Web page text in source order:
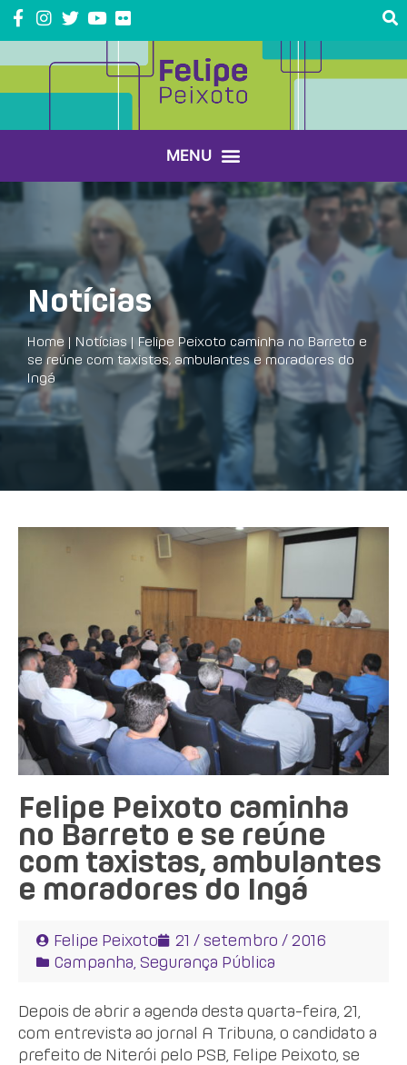
Notícias
Home | Notícias | Felipe Peixoto caminha no Barreto e
se reúne com taxistas, ambulantes e moradores do
Ingá
Felipe Peixoto caminha
no Barreto e se reúne
com taxistas, ambulantes
e moradores do Ingá
Felipe Peixoto
21 / setembro / 2016
Campanha Segurança Pública
Depois de abrir a agenda desta quarta-feira, 21,
com entrevista ao jornal A Tribuna, o candidato a
prefeito de Niterói pelo PSB, Felipe Peixoto, se